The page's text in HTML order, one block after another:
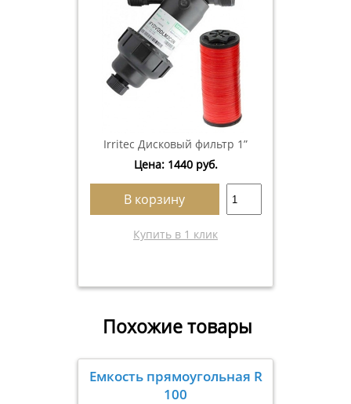
Irritec Дисковый фильтр 1”
Цена: 1440 руб.
В корзину
Купить в 1 клик
Похожие товары
Емкость прямоугольная R
100